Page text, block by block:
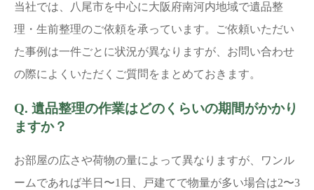
当社では、八尾市を中心に大阪府南河内地域で遺品整
理・生前整理のご依頼を承っています。ご依頼いただい
た事例は一件ごとに状況が異なりますが、お問い合わせ
の際によくいただくご質問をまとめておきます。
Q. 遺品整理の作業はどのくらいの期間がかかり
ますか？
お部屋の広さや荷物の量によって異なりますが、ワンル
ームであれば半日〜1日、戸建てで物量が多い場合は2〜3